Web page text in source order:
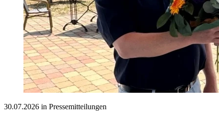
30.07.2026 in Pressemitteilungen